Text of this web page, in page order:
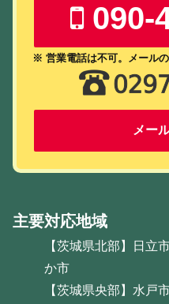
090-
※ 営業電話は不可。メールの
メー
主要対応地域
【茨城県北部】日立
か市
【茨城県央部】水戸